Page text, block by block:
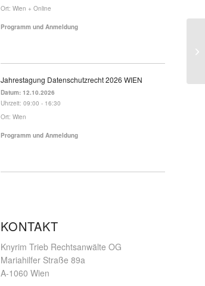
Ort:Wien + Online
Programm und Anmeldung
Jahrestagung Datenschutzrecht 2026 WIEN
Datum:12.10.2026
Uhrzeit:09:00 - 16:30
Ort:Wien
Programm und Anmeldung
KONTAKT
Knyrim Trieb Rechtsanwälte OG
Mariahilfer Straße 89a
A-1060 Wien